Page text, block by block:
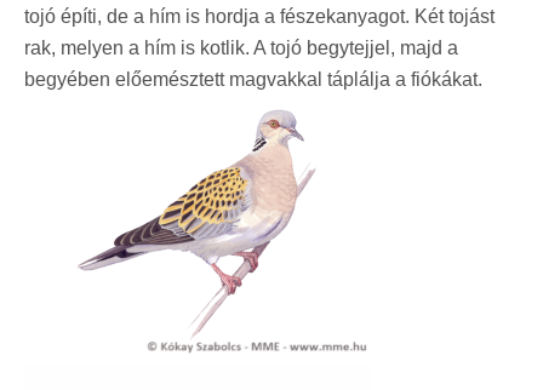
tojó építi, de a hím is hordja a fészekanyagot. Két tojást
rak, melyen a hím is kotlik. A tojó begytejjel, majd a
begyében előemésztett magvakkal táplálja a fiókákat.